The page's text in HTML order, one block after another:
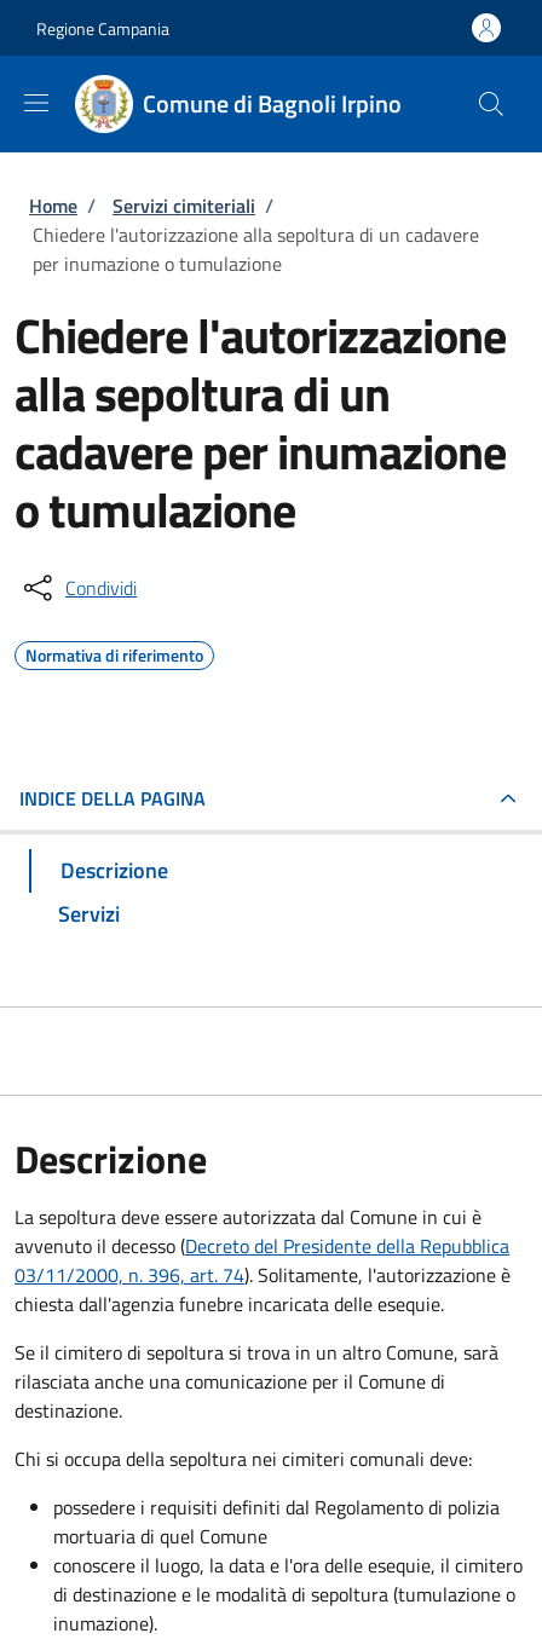
Regione Campania
Comune di Bagnoli Irpino
Briciole di pane
Home / Servizi cimiteriali /
Chiedere l'autorizzazione alla sepoltura di un cadavere
per inumazione o tumulazione
Chiedere l'autorizzazione
alla sepoltura di un
cadavere per inumazione
o tumulazione
Condividi
Normativa di riferimento
INDICE DELLA PAGINA
Descrizione
Servizi
Descrizione
La sepoltura deve essere autorizzata dal Comune in cui è
avvenuto il decesso (Decreto del Presidente della Repubblica
03/11/2000, n. 396, art. 74). Solitamente, l'autorizzazione è
chiesta dall'agenzia funebre incaricata delle esequie.
Se il cimitero di sepoltura si trova in un altro Comune, sarà
rilasciata anche una comunicazione per il Comune di
destinazione.
Chi si occupa della sepoltura nei cimiteri comunali deve:
possedere i requisiti definiti dal Regolamento di polizia
mortuaria di quel Comune
conoscere il luogo, la data e l'ora delle esequie, il cimitero
di destinazione e le modalità di sepoltura (tumulazione o
inumazione).